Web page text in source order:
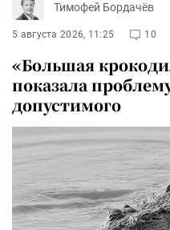
Тимофей Бордачёв
5 августа 2026, 11:25 10
«Большая
показала
допустимого